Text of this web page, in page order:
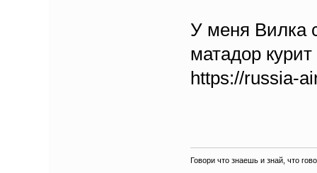
У меня Вилка
матадор
https://russia-
Говори что знаешь и знай, что